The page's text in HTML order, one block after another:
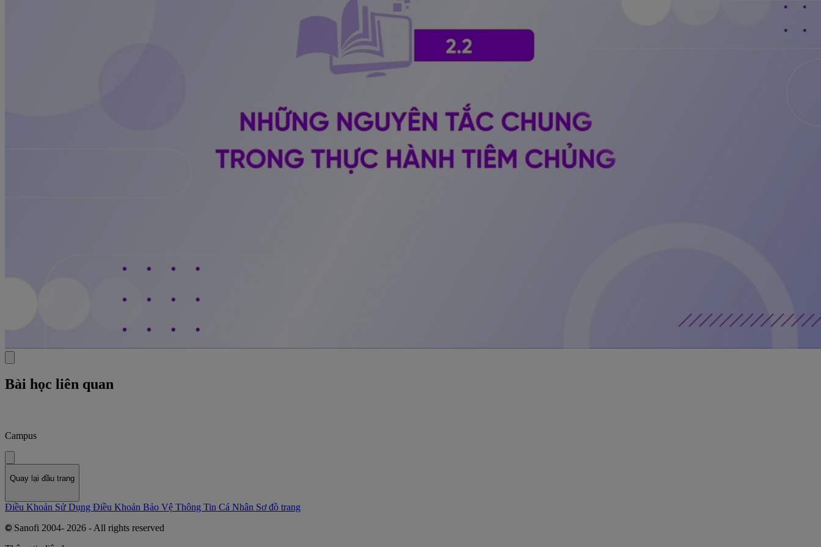
Bài học liên quan
Campus
Quay lại đầu trang
Điều Khoản Sử Dụng Điều Khoản Bảo Vệ Thông Tin Cá Nhân Sơ đồ trang
© Sanofi 2004- 2026 - All rights reserved